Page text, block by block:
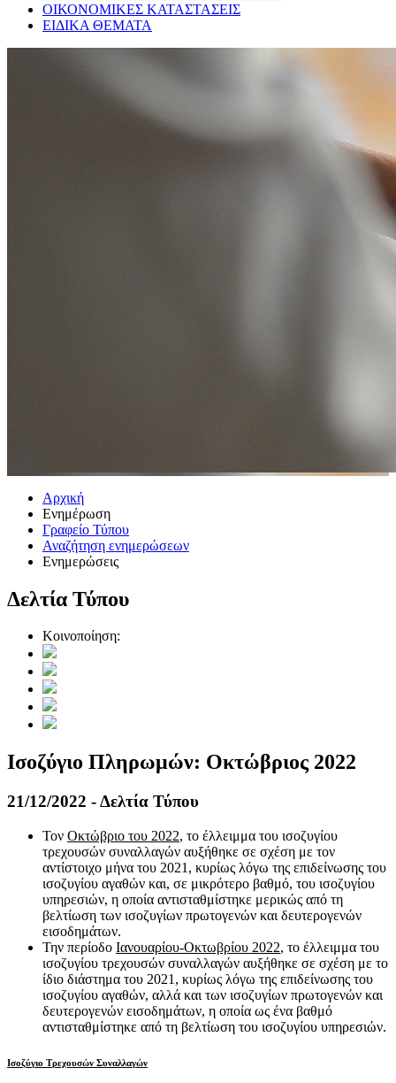
ΟΙΚΟΝΟΜΙΚΕΣ ΚΑΤΑΣΤΑΣΕΙΣ
ΕΙΔΙΚΑ ΘΕΜΑΤΑ
Αρχική
Ενημέρωση
Γραφείο Τύπου
Αναζήτηση ενημερώσεων
Ενημερώσεις
Δελτία Τύπου
Κοινοποίηση:
Ισοζύγιο Πληρωμών: Οκτώβριος 2022
21/12/2022 - Δελτία Τύπου
Τον Οκτώβριο του 2022, το έλλειμμα του ισοζυγίου
τρεχουσών συναλλαγών αυξήθηκε σε σχέση με τον
αντίστοιχο μήνα του 2021, κυρίως λόγω της επιδείνωσης του
ισοζυγίου αγαθών και, σε μικρότερο βαθμό, του ισοζυγίου
υπηρεσιών, η οποία αντισταθμίστηκε μερικώς από τη
βελτίωση των ισοζυγίων πρωτογενών και δευτερογενών
εισοδημάτων.
Την περίοδο Ιανουαρίου-Οκτωβρίου 2022, το έλλειμμα του
ισοζυγίου τρεχουσών συναλλαγών αυξήθηκε σε σχέση με το
ίδιο διάστημα του 2021, κυρίως λόγω της επιδείνωσης του
ισοζυγίου αγαθών, αλλά και των ισοζυγίων πρωτογενών και
δευτερογενών εισοδημάτων, η οποία ως ένα βαθμό
αντισταθμίστηκε από τη βελτίωση του ισοζυγίου υπηρεσιών.
Ισοζύγιο Τρεχουσών Συναλλαγών